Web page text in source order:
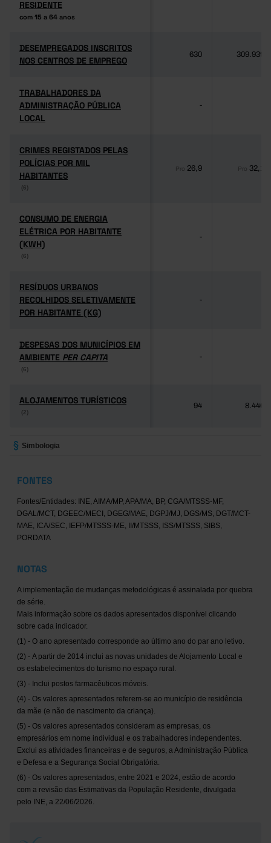
RESIDENTE
com 15 a 64 anos
RESIDENTE
com 15 a 64 anos
DESEMPREGADOS INSCRITOS
NOS CENTROS DE EMPREGO
DESEMPREGADOS INSCRITOS
NOS CENTROS DE EMPREGO
630 309.939
TRABALHADORES DA
ADMINISTRAÇÃO PÚBLICA
LOCAL
TRABALHADORES DA
ADMINISTRAÇÃO PÚBLICA
LOCAL
-
CRIMES REGISTADOS PELAS
POLÍCIAS POR MIL
HABITANTES
(6)
CRIMES REGISTADOS PELAS
POLÍCIAS POR MIL
HABITANTES
(6)
Pro 26,9 Pro 32,1
CONSUMO DE ENERGIA
ELÉTRICA POR HABITANTE
(KWH)
(6)
CONSUMO DE ENERGIA
ELÉTRICA POR HABITANTE
(KWH)
(6)
-
RESÍDUOS URBANOS
RECOLHIDOS SELETIVAMENTE
POR HABITANTE (KG)
RESÍDUOS URBANOS
RECOLHIDOS SELETIVAMENTE
POR HABITANTE (KG)
-
DESPESAS DOS MUNICÍPIOS EM
AMBIENTE PER CAPITA
(6)
DESPESAS DOS MUNICÍPIOS EM
AMBIENTE PER CAPITA
(6)
-
ALOJAMENTOS TURÍSTICOS
(2)
ALOJAMENTOS TURÍSTICOS
(2)
94 8.446
Simbologia
FONTES
Fontes/Entidades: INE, AIMA/MP, APA/MA, BP, CGA/MTSSS-MF,
DGAL/MCT, DGEEC/MECI, DGEG/MAE, DGPJ/MJ, DGS/MS, DGT/MCT-
MAE, ICA/SEC, IEFP/MTSSS-ME, II/MTSSS, ISS/MTSSS, SIBS,
PORDATA
NOTAS
A implementação de mudanças metodológicas é assinalada por quebra
de série.
Mais informação sobre os dados apresentados disponível clicando
sobre cada indicador.
(1) - O ano apresentado corresponde ao último ano do par ano letivo.
(2) - A partir de 2014 inclui as novas unidades de Alojamento Local e
os estabelecimentos do turismo no espaço rural.
(3) - Inclui postos farmacêuticos móveis.
(4) - Os valores apresentados referem-se ao município de residência
da mãe (e não de nascimento da criança).
(5) - Os valores apresentados consideram as empresas, os
empresários em nome individual e os trabalhadores independentes.
Exclui as atividades financeiras e de seguros, a Administração Pública
e Defesa e a Segurança Social Obrigatória.
(6) - Os valores apresentados, entre 2021 e 2024, estão de acordo
com a revisão das Estimativas da População Residente, divulgada
pelo INE, a 22/06/2026.